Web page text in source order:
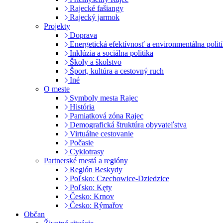
Rajecké fašiangy
Rajecký jarmok
Projekty
Doprava
Energetická efektívnosť a environmentálna
Inklúzia a sociálna politika
Školy a školstvo
Šport, kultúra a cestovný ruch
Iné
O meste
Symboly mesta Rajec
História
Pamiatková zóna Rajec
Demografická štruktúra obyvateľstva
Virtuálne cestovanie
Počasie
Cyklotrasy
Partnerské mestá a regióny
Región Beskydy
Poľsko: Czechowice-Dziedzice
Poľsko: Kęty
Česko: Krnov
Česko: Rýmařov
Občan